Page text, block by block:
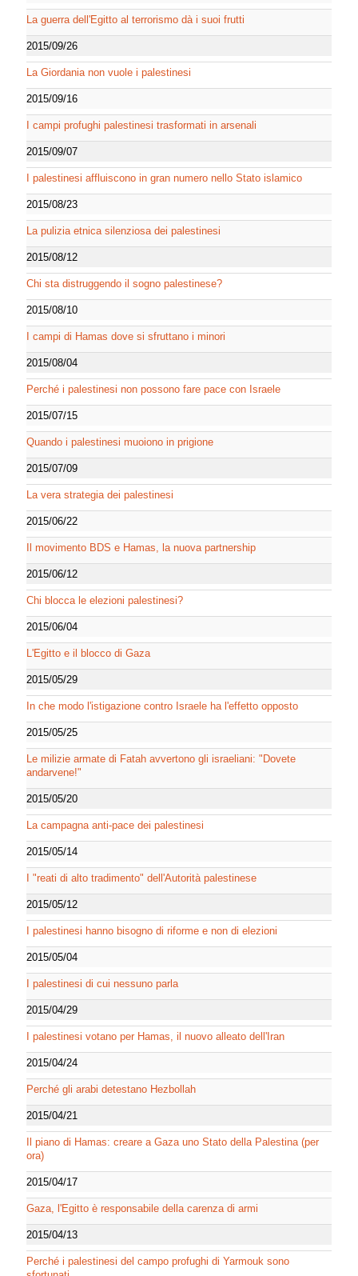
La guerra dell'Egitto al terrorismo dà i suoi frutti
2015/09/26
La Giordania non vuole i palestinesi
2015/09/16
I campi profughi palestinesi trasformati in arsenali
2015/09/07
I palestinesi affluiscono in gran numero nello Stato islamico
2015/08/23
La pulizia etnica silenziosa dei palestinesi
2015/08/12
Chi sta distruggendo il sogno palestinese?
2015/08/10
I campi di Hamas dove si sfruttano i minori
2015/08/04
Perché i palestinesi non possono fare pace con Israele
2015/07/15
Quando i palestinesi muoiono in prigione
2015/07/09
La vera strategia dei palestinesi
2015/06/22
Il movimento BDS e Hamas, la nuova partnership
2015/06/12
Chi blocca le elezioni palestinesi?
2015/06/04
L'Egitto e il blocco di Gaza
2015/05/29
In che modo l'istigazione contro Israele ha l'effetto opposto
2015/05/25
Le milizie armate di Fatah avvertono gli israeliani: "Dovete
andarvene!"
2015/05/20
La campagna anti-pace dei palestinesi
2015/05/14
I "reati di alto tradimento" dell'Autorità palestinese
2015/05/12
I palestinesi hanno bisogno di riforme e non di elezioni
2015/05/04
I palestinesi di cui nessuno parla
2015/04/29
I palestinesi votano per Hamas, il nuovo alleato dell'Iran
2015/04/24
Perché gli arabi detestano Hezbollah
2015/04/21
Il piano di Hamas: creare a Gaza uno Stato della Palestina (per
ora)
2015/04/17
Gaza, l'Egitto è responsabile della carenza di armi
2015/04/13
Perché i palestinesi del campo profughi di Yarmouk sono